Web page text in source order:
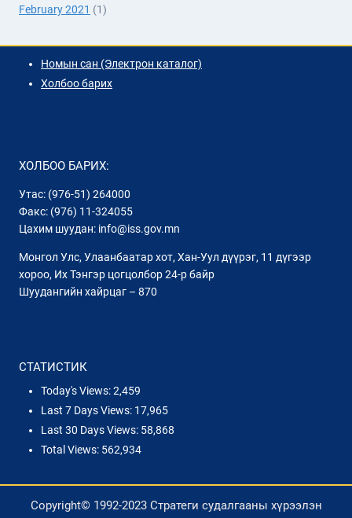
February 2021 (1)
Номын сан (Электрон каталог)
Холбоо барих
ХОЛБОО БАРИХ:
Утас: (976-51) 264000
Факс: (976) 11-324055
Цахим шуудан: info@iss.gov.mn
Монгол Улс, Улаанбаатар хот, Хан-Уул дүүрэг, 11 дүгээр
хороо, Их Тэнгэр цогцолбор 24-р байр
Шуудангийн хайрцаг – 870
СТАТИСТИК
Today's Views:2,459
Last 7 Days Views: 17,965
Last 30 Days Views: 58,868
Total Views: 562,934
Copyright© 1992-2023 Стратеги судалгааны хүрээлэн